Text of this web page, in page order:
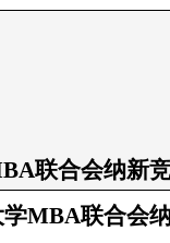
联合会纳新
MBA联合会